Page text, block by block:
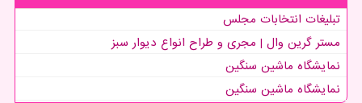
تبلیغات انتخابات مجلس
مستر گرین وال | مجری و طراح انواع دیوار سبز
نمایشگاه ماشین سنگین
نمایشگاه ماشین سنگین